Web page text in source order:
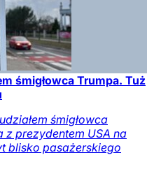
śmigłowca Trumpa. Tuż
śmigłowca
z prezydentem USA na
blisko pasażerskiego